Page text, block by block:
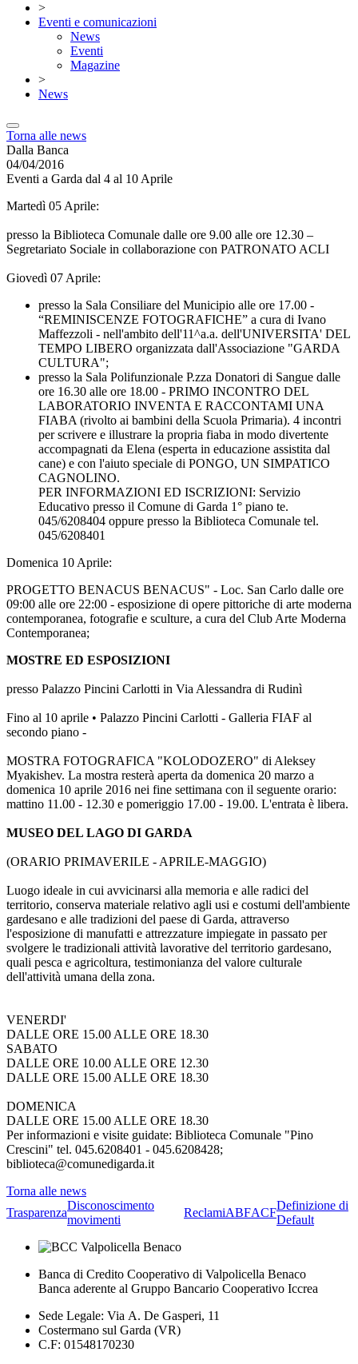
>
Eventi e comunicazioni
News
Eventi
Magazine
>
News
Torna alle news
Dalla Banca
04/04/2016
Eventi a Garda dal 4 al 10 Aprile
Martedì 05 Aprile:
presso la Biblioteca Comunale dalle ore 9.00 alle ore 12.30 –
Segretariato Sociale in collaborazione con PATRONATO ACLI
Giovedì 07 Aprile:
presso la Sala Consiliare del Municipio alle ore 17.00 -
“REMINISCENZE FOTOGRAFICHE” a cura di Ivano
Maffezzoli - nell'ambito dell'11^a.a. dell'UNIVERSITA' DEL
TEMPO LIBERO organizzata dall'Associazione "GARDA
CULTURA";
presso la Sala Polifunzionale P.zza Donatori di Sangue dalle
ore 16.30 alle ore 18.00 - PRIMO INCONTRO DEL
LABORATORIO INVENTA E RACCONTAMI UNA
FIABA (rivolto ai bambini della Scuola Primaria). 4 incontri
per scrivere e illustrare la propria fiaba in modo divertente
accompagnati da Elena (esperta in educazione assistita dal
cane) e con l'aiuto speciale di PONGO, UN SIMPATICO
CAGNOLINO.
PER INFORMAZIONI ED ISCRIZIONI: Servizio
Educativo presso il Comune di Garda 1° piano te.
045/6208404 oppure presso la Biblioteca Comunale tel.
045/6208401
Domenica 10 Aprile:
PROGETTO BENACUS BENACUS" - Loc. San Carlo dalle ore
09:00 alle ore 22:00 - esposizione di opere pittoriche di arte moderna
contemporanea, fotografie e sculture, a cura del Club Arte Moderna
Contemporanea;
MOSTRE ED ESPOSIZIONI
presso Palazzo Pincini Carlotti in Via Alessandra di Rudinì
Fino al 10 aprile • Palazzo Pincini Carlotti - Galleria FIAF al
secondo piano -
MOSTRA FOTOGRAFICA "KOLODOZERO" di Aleksey
Myakishev. La mostra resterà aperta da domenica 20 marzo a
domenica 10 aprile 2016 nei fine settimana con il seguente orario:
mattino 11.00 - 12.30 e pomeriggio 17.00 - 19.00. L'entrata è libera.
MUSEO DEL LAGO DI GARDA
(ORARIO PRIMAVERILE - APRILE-MAGGIO)
Luogo ideale in cui avvicinarsi alla memoria e alle radici del
territorio, conserva materiale relativo agli usi e costumi dell'ambiente
gardesano e alle tradizioni del paese di Garda, attraverso
l'esposizione di manufatti e attrezzature impiegate in passato per
svolgere le tradizionali attività lavorative del territorio gardesano,
quali pesca e agricoltura, testimonianza del valore culturale
dell'attività umana della zona.
VENERDI'
DALLE ORE 15.00 ALLE ORE 18.30
SABATO
DALLE ORE 10.00 ALLE ORE 12.30
DALLE ORE 15.00 ALLE ORE 18.30
DOMENICA
DALLE ORE 15.00 ALLE ORE 18.30
Per informazioni e visite guidate: Biblioteca Comunale "Pino
Crescini" tel. 045.6208401 - 045.6208428;
biblioteca@comunedigarda.it
Torna alle news
Trasparenza
Disconoscimento
movimenti
ReclamiABFACF
Definizione di
Default
Banca di Credito Cooperativo di Valpolicella Benaco
Banca aderente al Gruppo Bancario Cooperativo Iccrea
Sede Legale: Via A. De Gasperi, 11
Costermano sul Garda (VR)
C.F: 01548170230